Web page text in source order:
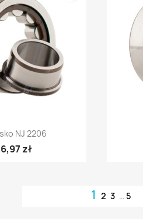
podgląd
NJ 2206
zł
123 … 5